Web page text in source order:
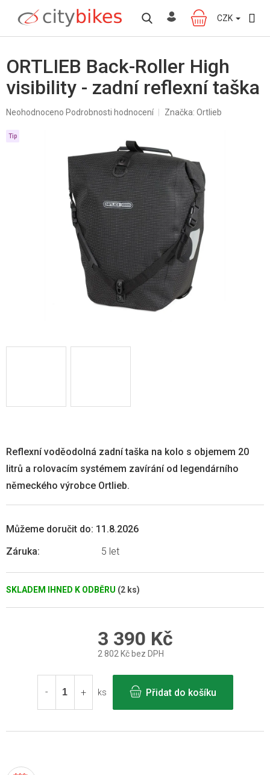
obsah
NÁKUPNÍ
KOŠÍK
CZK
ORTLIEB Back-Roller High
visibility - zadní reflexní taška
Průměrné
produktu
Neohodnoceno Podrobnosti hodnocení Značka: Ortlieb
Tip
SKLADEM IHNED K ODBĚRU (2 ks)
Můžeme doručit do: 11.8.2026
Záruka: 5 let
Reflexní voděodolná zadní taška na kolo s objemem 20
litrů a rolovacím systémem zavírání od legendárního
německého výrobce Ortlieb.
3 390 Kč
2 802 Kč bez DPH
cena:
ks
Přidat do košíku